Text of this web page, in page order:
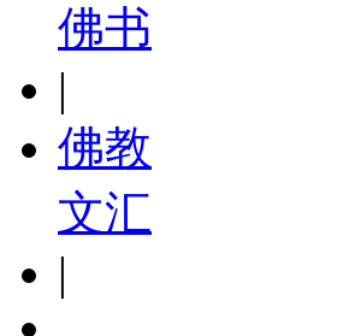
佛书
|
佛教
文汇
|